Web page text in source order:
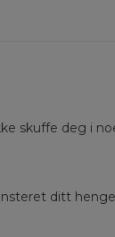
skuffe deg i
ditt